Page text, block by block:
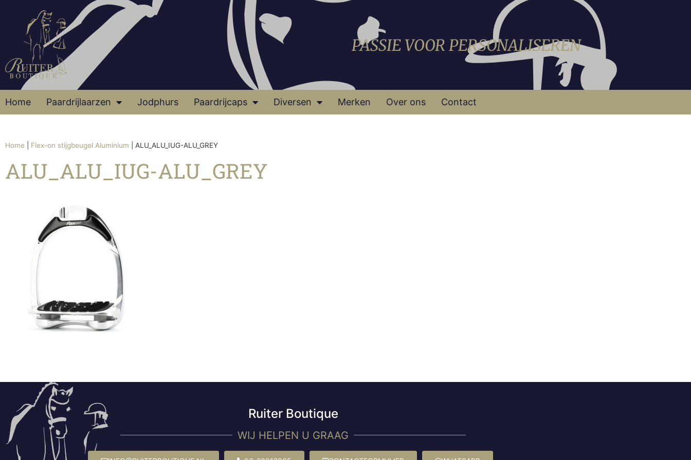
PASSIE VOOR PERSONALISEREN
Home Paardrijlaarzen Jodphurs Paardrijcaps Diversen Merken Over ons Contact
Home Flex-on stijgbeugel Aluminium ALU_ALU_IUG-ALU_GREY
ALU_ALU_IUG-ALU_GREY
Ruiter Boutique
WIJ HELPEN U GRAAG